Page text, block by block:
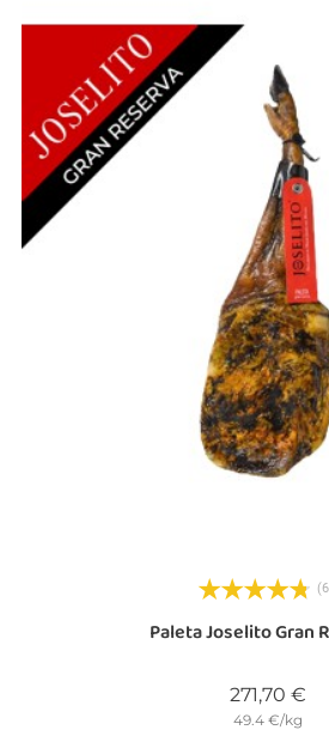
Paleta Joselito Gran
271,70 €
49.4 €/kg